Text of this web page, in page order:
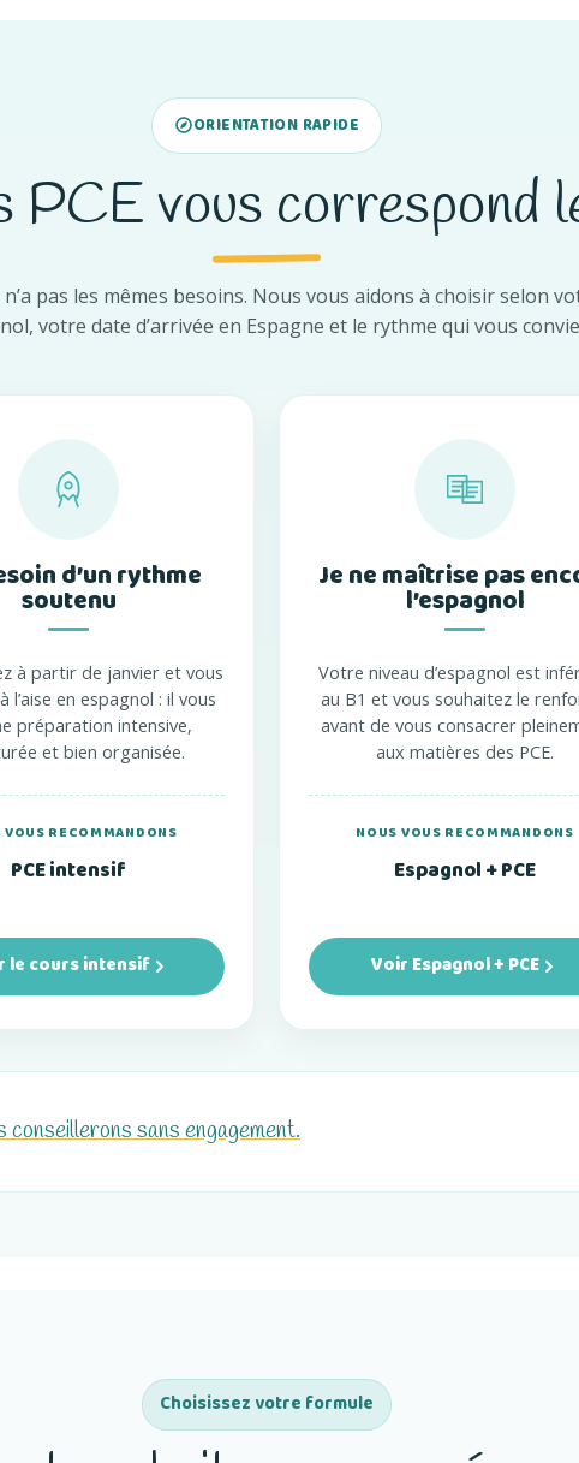
ORIENTATION RAPIDE
PCE vous correspond
pas les mêmes besoins. Nous vous aidons à choisir selon
votre date d’arrivée en Espagne et le rythme qui vous
d’un rythme
soutenu
à partir de janvier et vous
l’aise en espagnol : il vous
préparation intensive,
et bien organisée.
VOUS RECOMMANDONS
PCE intensif
le cours intensif
Je ne maîtrise pas
l’espagnol
Votre niveau d’espagnol est
au B1 et vous souhaitez le
avant de vous consacrer
aux matières des PCE.
NOUS VOUS RECOMMANDONS
Espagnol + PCE
Voir Espagnol + PCE
sans engagement.
Choisissez votre formule